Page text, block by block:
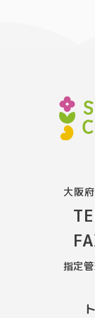
大阪
指定